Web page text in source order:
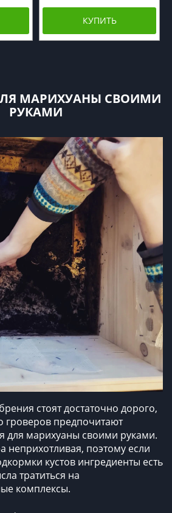
КУПИТЬ
МАРИХУАНЫ СВОИМИ
РУКАМИ
стоят достаточно дорого,
гроверов предпочитают
для марихуаны своими руками.
неприхотливая, поэтому если
кустов ингредиенты есть
тратиться на
комплексы.